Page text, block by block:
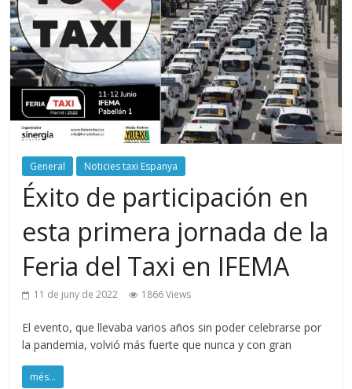
General Noticies taxi Espanya
Éxito de participación en
esta primera jornada de la
Feria del Taxi en IFEMA
11 de juny de 2022 1866 Views
El evento, que llevaba varios años sin poder celebrarse por
la pandemia, volvió más fuerte que nunca y con gran
més...